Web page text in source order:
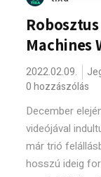
Machines
2022.02.09.
0 hozzászólás
December
videójával
már trió
hosszú ideig